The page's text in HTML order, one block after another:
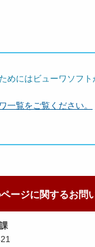
めにはビューワソフ
一覧をご覧ください。
ージに関するお問